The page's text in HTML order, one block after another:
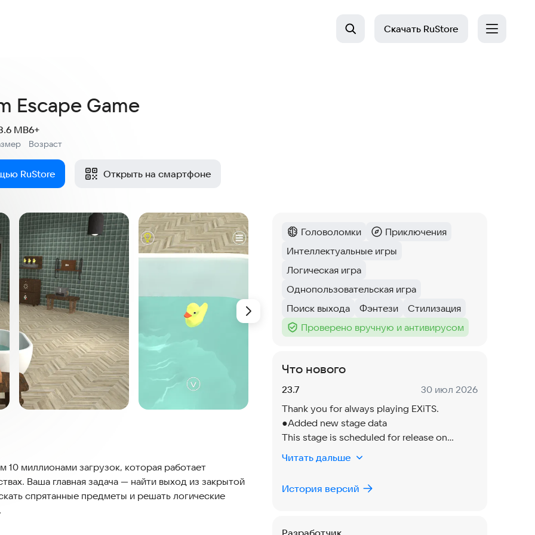
Скачать RuStore
Escape Game
MB
Возраст
6+
RuStore Открыть на смартфоне
10 миллионами загрузок, которая работает
Ваша главная задача — найти выход из закрытой
спрятанные предметы и решать логические
Категория:
Головоломки
Категория:
Приключения
Тег :
Интеллектуальные игры
Тег:
Логическая игра
Тег:
Однопользовательская игра
Тег:
Поиск выхода
Тег:
Фэнтези
Тег:
Стилизация
Тег :
Проверено вручную и антивирусом
Что нового
Версия:
23.7 Дата:
30 июл 2026
Thank you for always playing EXiTS.
●Added new stage data
This stage is scheduled for release on
August 1.
●Enabled the mini-game feature (beta) on
●Fixed various minor bugs.
Читать дальше
История версий
Разработчик